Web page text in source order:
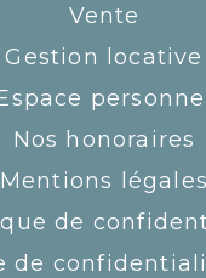
Vente
Gestion locative
personnel
Nos honoraires
Mentions légales
de
de